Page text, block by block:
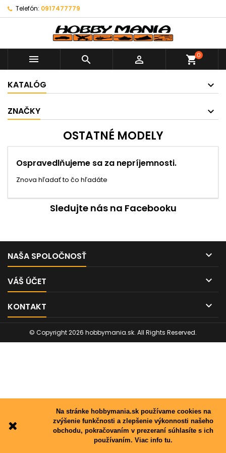
Na stránke hobbymania.sk používame cookies na
zvýšenie funkčnosti a zlepšenie výkonnosti našeho
obchodu, pokračovaním v prezeraní súhlasíte s ich
používaním. Viac info tu.
Telefón: 0917477779
   shopping_cart0
KATALÓG
ZNAČKY
OSTATNÉ MODELY
Ospravedlňujeme sa za nepríjemnosti.
Znova hľadať to čo hľadáte
Sledujte nás na Facebooku
NAŠA SPOLOČNOSŤ 
VÁŠ ÚČET 
KONTAKT 
© Copyright 2026 hobbymania.sk. All Rights Reserved.